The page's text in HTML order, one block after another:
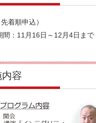
着順申込）
：11月16日～12月4日まで
容